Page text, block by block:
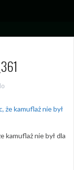
kamuflaż nie był dla